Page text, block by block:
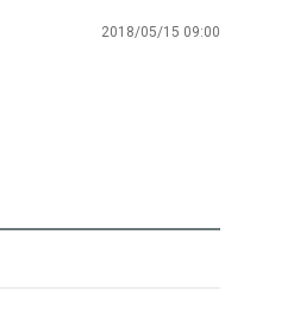
2018/05/15 09:00